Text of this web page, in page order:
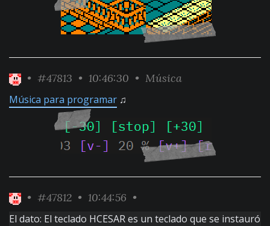
• #47813 • 10:46:30 • Música
Música para programar ♫
• #47812 • 10:44:56 •
El dato: El teclado HCESAR es un teclado que se instauró